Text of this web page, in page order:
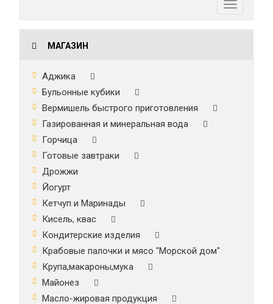
Toggle
navigation
МАГАЗИН
Аджика
Бульонные кубики
Вермишель быстрого приготовления
Газированная и минеральная вода
Горчица
Готовые завтраки
Дрожжи
Йогурт
Кетчуп и Маринады
Кисель, квас
Кондитерские изделия
Крабовые палочки и мясо "Морской дом"
Крупа,макароны,мука
Майонез
Масло-жировая продукция